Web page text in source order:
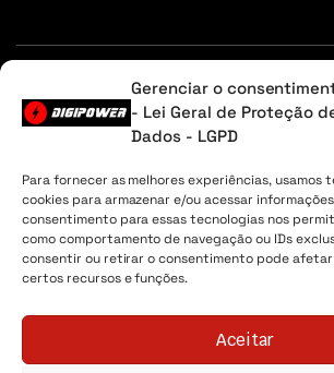
Gerenciar o
- Lei Geral de Proteção
Dados - LGPD
Para fornecer as melhores experiências, usamos
cookies para armazenar e/ou acessar
consentimento para essas tecnologias nos
como comportamento de navegação ou IDs
consentir ou retirar o consentimento pode
certos recursos e funções.
Aceitar
ou na aba contato.
Sobre Nós Minha Conta Envio Lista de
Digipower® - 2026 Todos os direitos
04.225.147/0001-30